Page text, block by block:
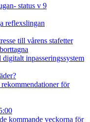
status v 9
reflexslingan
till vårens stafetter
inpasseringssystem
för
kommande veckorna för